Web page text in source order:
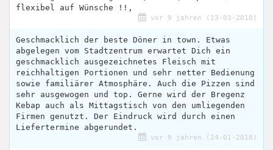
flexibel auf Wünsche !!,
vor 9 jahren (23-03-2018)
Geschmacklich der beste Döner in town. Etwas
abgelegen vom Stadtzentrum erwartet Dich ein
geschmacklich ausgezeichnetes Fleisch mit
reichhaltigen Portionen und sehr netter Bedienung
sowie familiärer Atmosphäre. Auch die Pizzen sind
sehr ausgewogen und top. Gerne wird der Bregenz
Kebap auch als Mittagstisch von den umliegenden
Firmen genutzt. Der Eindruck wird durch einen
Liefertermine abgerundet.
vor 9 jahren (24-01-2018)